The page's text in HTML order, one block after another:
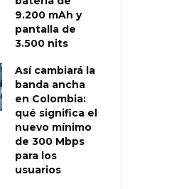
9.200 mAh y
pantalla de
3.500 nits
Así cambiará la
banda ancha
en Colombia:
qué significa el
nuevo mínimo
de 300 Mbps
para los
usuarios